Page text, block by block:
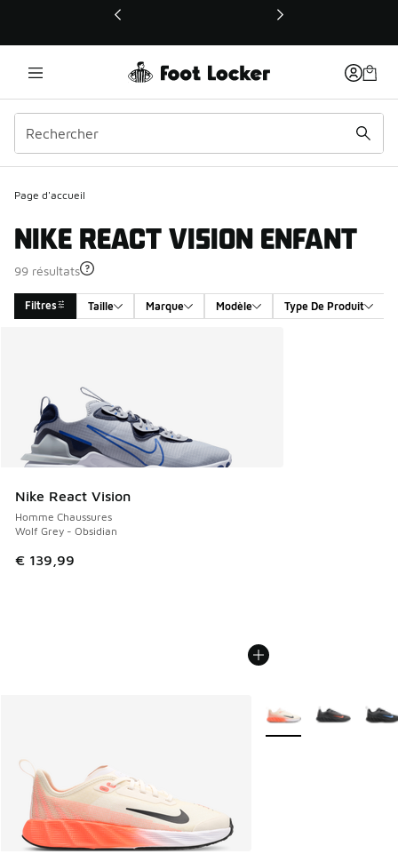
Ce lien ouvrira une nouvelle fenêtre
Page d'accueil
NIKE REACT VISION ENFANT
99 résultats
Filtres Taille Marque Modèle Type De Produit
Nike React Vision
Homme Chaussures
Wolf Grey - Obsidian
€ 139,99
Plus de couleurs